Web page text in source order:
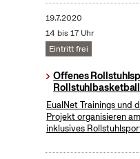
19.7.2020
14 bis 17 Uhr
Eintritt frei
Offenes
Rollstuhlbasketball
EualNet Trainings und
Projekt organisieren
inklusives